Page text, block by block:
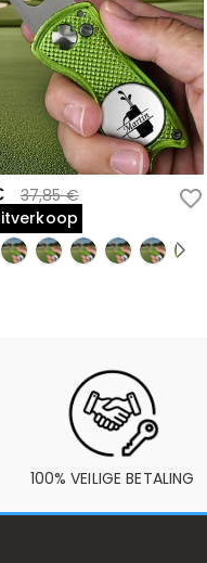
37,85 €
100% VEILIGE BETALING